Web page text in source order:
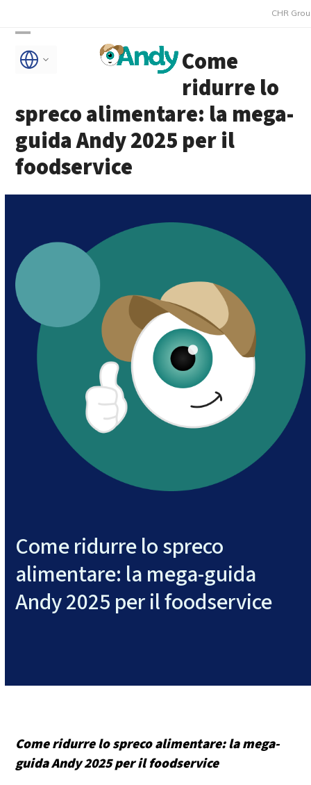
content
CHR Group
Open
mobile
Close
mobile
Come
ridurre lo
spreco alimentare: la mega-
guida Andy 2025 per il
foodservice
Come ridurre lo spreco
alimentare: la mega-guida
Andy 2025 per il foodservice
Come ridurre lo spreco alimentare: la mega-
guida Andy 2025 per il foodservice